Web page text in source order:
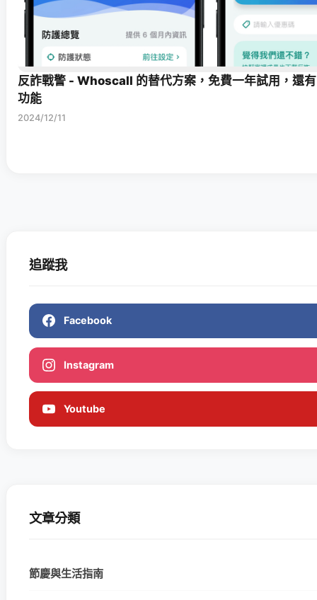
反詐戰警 - Whoscall 的替代方案，免費一年試用，還
功能
2024/12/11
追蹤我
Facebook
Instagram
Youtube
文章分類
節慶與生活指南